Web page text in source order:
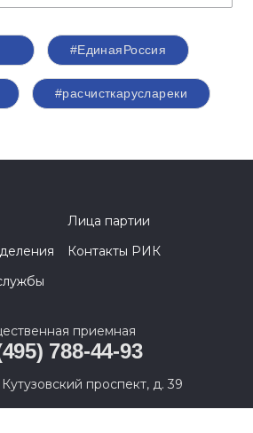
#ЕдинаяРоссия
#расчисткаруслареки
Лица партии
Контакты РИК
приемная
788-44-93
проспект, д. 39